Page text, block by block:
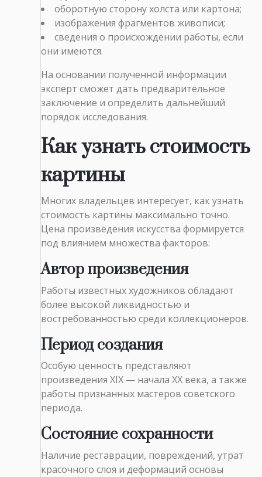
оборотную сторону холста или картона;
изображения фрагментов живописи;
сведения о происхождении работы, если
они имеются.
На основании полученной информации
эксперт сможет дать предварительное
заключение и определить дальнейший
порядок исследования.
Как узнать стоимость
картины
Многих владельцев интересует, как узнать
стоимость картины максимально точно.
Цена произведения искусства формируется
под влиянием множества факторов:
Автор произведения
Работы известных художников обладают
более высокой ликвидностью и
востребованностью среди коллекционеров.
Период создания
Особую ценность представляют
произведения XIX — начала XX века, а также
работы признанных мастеров советского
периода.
Состояние сохранности
Наличие реставрации, повреждений, утрат
красочного слоя и деформаций основы